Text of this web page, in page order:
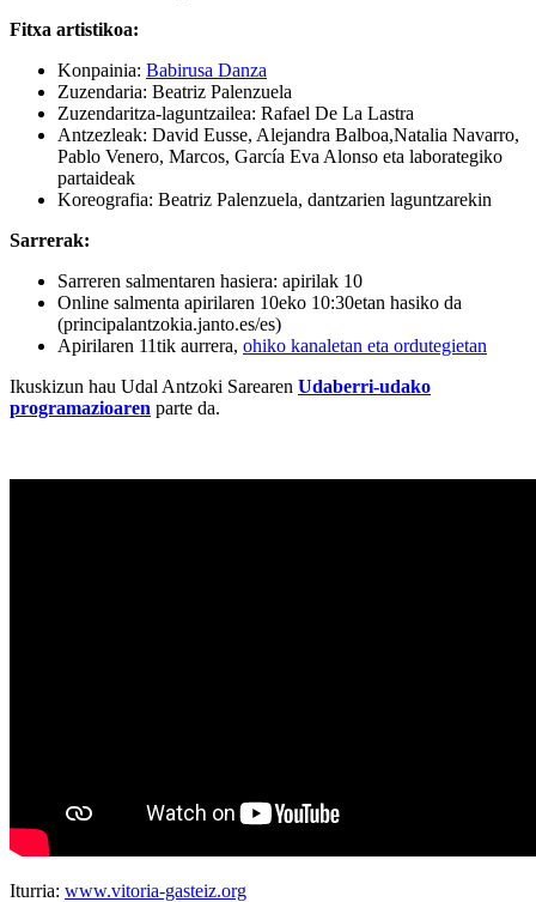
Fitxa artistikoa:
Konpainia: Babirusa Danza
Zuzendaria: Beatriz Palenzuela
Zuzendaritza-laguntzailea: Rafael De La Lastra
Antzezleak: David Eusse, Alejandra Balboa,Natalia Navarro,
Pablo Venero, Marcos, García Eva Alonso eta laborategiko
partaideak
Koreografia: Beatriz Palenzuela, dantzarien laguntzarekin
Sarrerak:
Sarreren salmentaren hasiera: apirilak 10
Online salmenta apirilaren 10eko 10:30etan hasiko da
(principalantzokia.janto.es/es)
Apirilaren 11tik aurrera, ohiko kanaletan eta ordutegietan
Ikuskizun hau Udal Antzoki Sarearen Udaberri-udako
programazioaren parte da.
Iturria: www.vitoria-gasteiz.org